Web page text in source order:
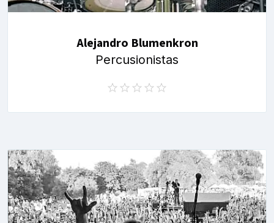
Alejandro Blumenkron
Percusionistas